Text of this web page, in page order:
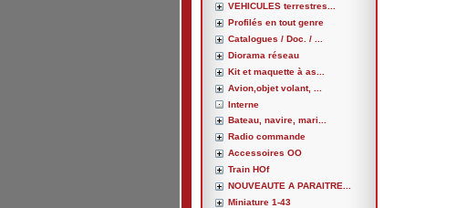
VEHICULES terrestres...
Profilés en tout genre
Catalogues / Doc. / ...
Diorama réseau
Kit et maquette à as...
Avion,objet volant, ...
Interne
Bateau, navire, mari...
Radio commande
Accessoires OO
Train HOf
NOUVEAUTE A PARAITRE...
Miniature 1-43